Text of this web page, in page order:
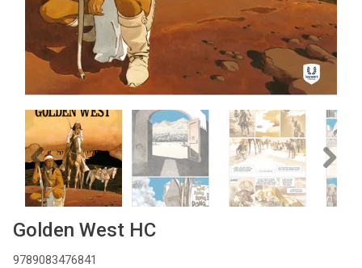
CADEAUBON
CONTACT
Previous Next
Golden West HC
9789083476841